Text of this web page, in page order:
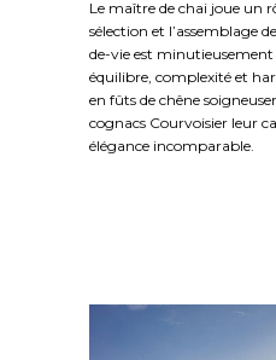
Le maître de chai joue un
sélection et l’assemblage
de-vie est
équilibre, complexité et
en fûts de chêne
cognacs Courvoisier leur
élégance incomparable.